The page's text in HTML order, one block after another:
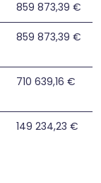
859 873,39 €
859 873,39 €
710 639,16 €
149 234,23 €